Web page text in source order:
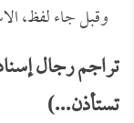
وقبل جاء لفظ،
تراجم رجال
تستأذن...)